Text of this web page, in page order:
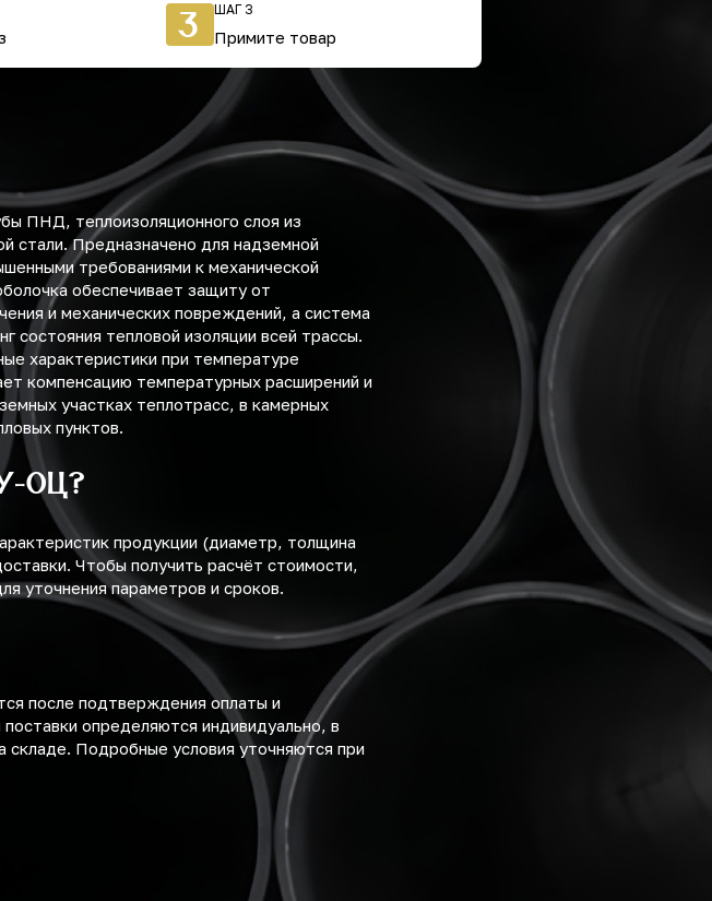
3 ШАГ 3
Примите товар
ПНД, теплоизоляционного слоя из
стали. Предназначено для надземной
требованиями к механической
обеспечивает защиту от
и механических повреждений, а система
состояния тепловой изоляции всей трассы.
характеристики при температуре
компенсацию температурных расширений и
участках теплотрасс, в камерных
пунктов.
ОЦ?
продукции (диаметр, толщина
Чтобы получить расчёт стоимости,
уточнения параметров и сроков.
после подтверждения оплаты и
определяются индивидуально, в
складе. Подробные условия уточняются при